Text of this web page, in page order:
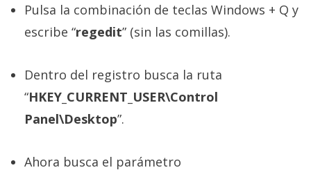
Pulsa la combinación de teclas Windows + Q y
escribe “regedit” (sin las comillas).
Dentro del registro busca la ruta
“HKEY_CURRENT_USER\Control
Panel\Desktop”.
Ahora busca el parámetro